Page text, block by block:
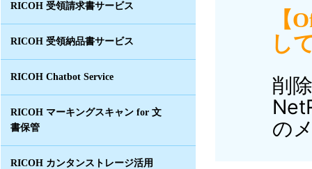
RICOH 受領請求書サービス
RICOH 受領納品書サービス
RICOH Chatbot Service
RICOH マーキングスキャン for 文
書保管
RICOH カンタンストレージ活用
【
し
削
の